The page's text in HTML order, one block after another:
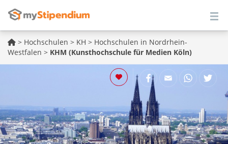
> Hochschulen > KH > Hochschulen in Nordrhein-
Westfalen > KHM (Kunsthochschule für Medien Köln)